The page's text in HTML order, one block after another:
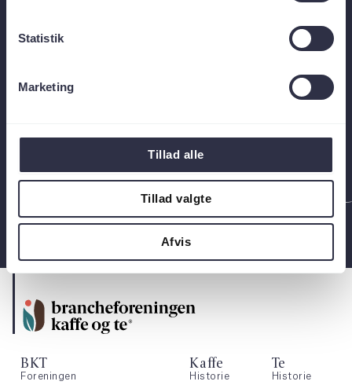
Statistik
Marketing
Tillad alle
Tillad valgte
Afvis
udviklingen og skaber retning for en branche
med vilje til forandring og et fælles ansvar for
BKT
Foreningen
Kaffe
Historie
Te
Historie